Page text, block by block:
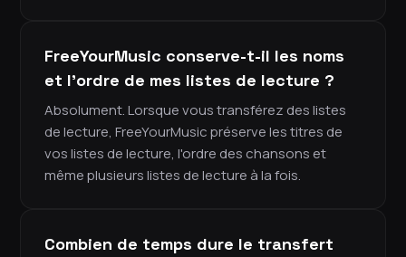
FreeYourMusic conserve-t-il les noms
et l'ordre de mes listes de lecture ?
Absolument. Lorsque vous transférez des listes
de lecture, FreeYourMusic préserve les titres de
vos listes de lecture, l'ordre des chansons et
même plusieurs listes de lecture à la fois.
Combien de temps dure le transfert